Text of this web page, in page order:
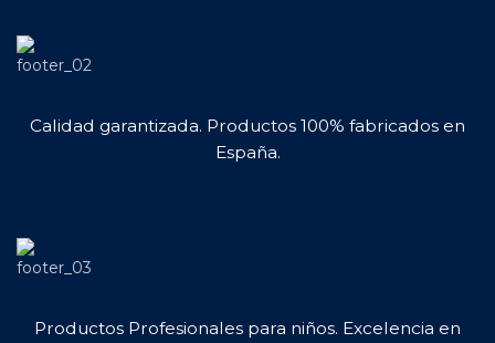
Calidad garantizada. Productos 100% fabricados en
España.
Productos Profesionales para niños. Excelencia en